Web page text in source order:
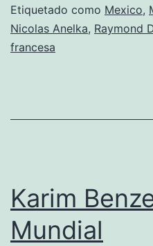
sus
jugadores
Etiquetado como Mexico,
Nicolas Anelka, Raymond
francesa
Karim
Mundial